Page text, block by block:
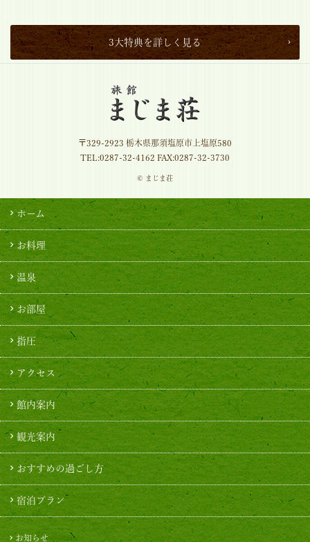
3大特典を詳しく見る
〒329-2923 栃木県那須塩原市上塩原580
TEL:0287-32-4162 FAX:0287-32-3730
© まじま荘
ホーム
お料理
温泉
お部屋
指圧
アクセス
館内案内
観光案内
おすすめの過ごし方
宿泊プラン
お知らせ